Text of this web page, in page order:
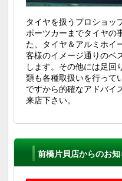
タイヤを扱うプロショッ
ポーツカーまでタイヤの
た、タイヤ＆アルミホイ
客様のイメージ通りのベ
します。その他には足回
類も各種取扱いを行って
ですから的確なアドバイ
来店下さい。
前橋片貝店からのお